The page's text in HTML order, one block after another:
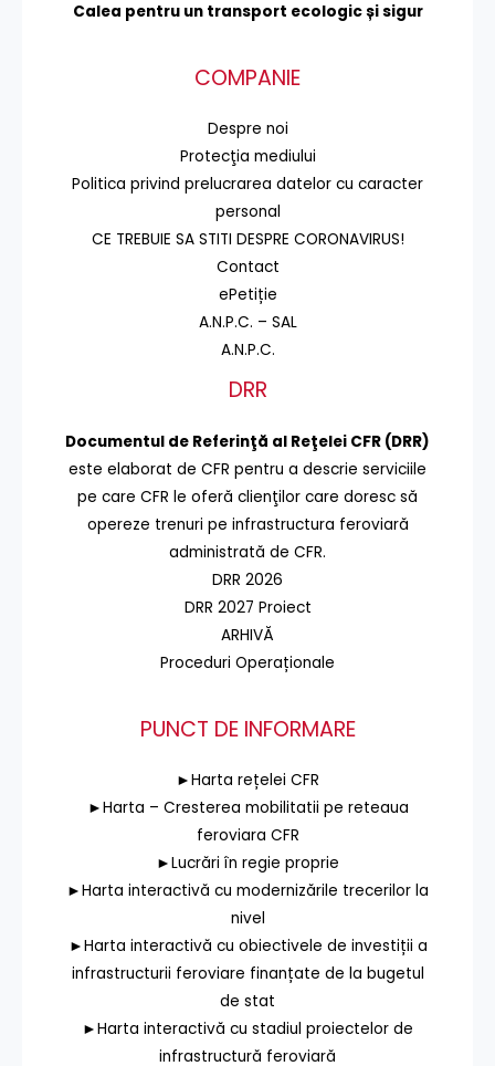
Calea pentru un transport ecologic și sigur
COMPANIE
Despre noi
Protecţia mediului
Politica privind prelucrarea datelor cu caracter
personal
CE TREBUIE SA STITI DESPRE CORONAVIRUS!
Contact
ePetiție
A.N.P.C. – SAL
A.N.P.C.
DRR
Documentul de Referinţă al Reţelei CFR (DRR)
este elaborat de CFR pentru a descrie serviciile
pe care CFR le oferă clienţilor care doresc să
opereze trenuri pe infrastructura feroviară
administrată de CFR.
DRR 2026
DRR 2027 Proiect
ARHIVĂ
Proceduri Operaționale
PUNCT DE INFORMARE
►Harta rețelei CFR
►Harta – Cresterea mobilitatii pe reteaua
feroviara CFR
►Lucrări în regie proprie
►Harta interactivă cu modernizările trecerilor la
nivel
►Harta interactivă cu obiectivele de investiții a
infrastructurii feroviare finanțate de la bugetul
de stat
►Harta interactivă cu stadiul proiectelor de
infrastructură feroviară